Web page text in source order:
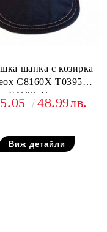
шапка с козирка
C8160X T0395
F4100, Синя48.99лв.
Виж детайли